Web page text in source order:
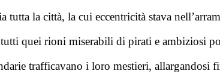
tutta la città, la cui eccentricità stava
quei rioni miserabili di pirati e ambiziosi
trafficavano i loro mestieri, allargandosi